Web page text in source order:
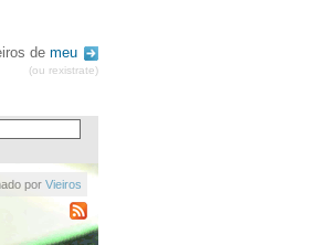
de meu
(ou rexistrate)
por Vieiros